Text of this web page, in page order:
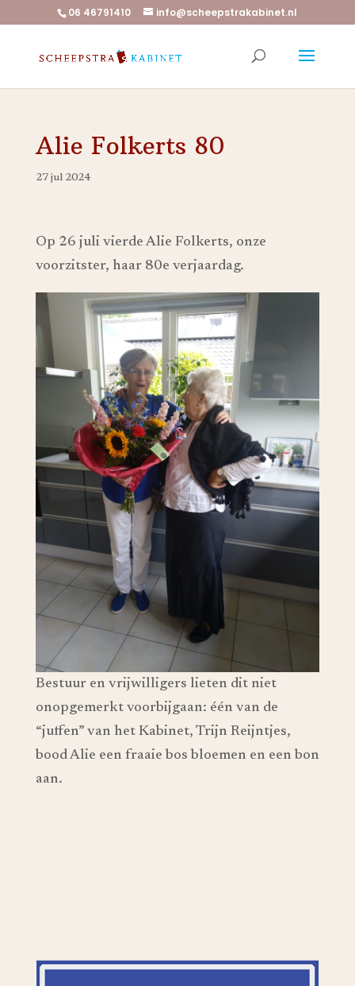
06 46791410 info@scheepstrakabinet.nl
Alie Folkerts 80
27 jul 2024
Op 26 juli vierde Alie Folkerts, onze
voorzitster, haar 80e verjaardag.
Bestuur en vrijwilligers lieten dit niet
onopgemerkt voorbijgaan: één van de
“juffen” van het Kabinet, Trijn Reijntjes,
bood Alie een fraaie bos bloemen en een bon
aan.